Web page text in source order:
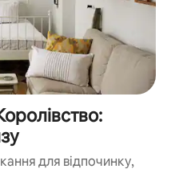
для відпочинку,